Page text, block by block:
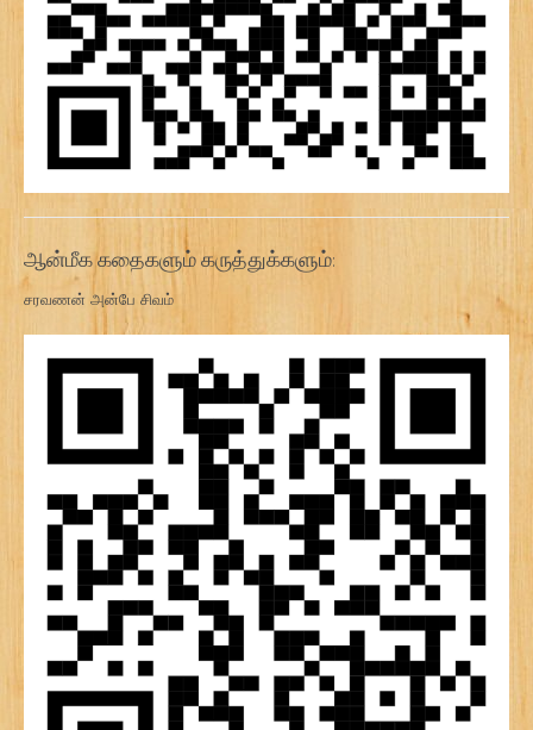
ஆன்மீக கதைகளும் கருத்துக்களும்:
சரவணன் அன்பே சிவம்